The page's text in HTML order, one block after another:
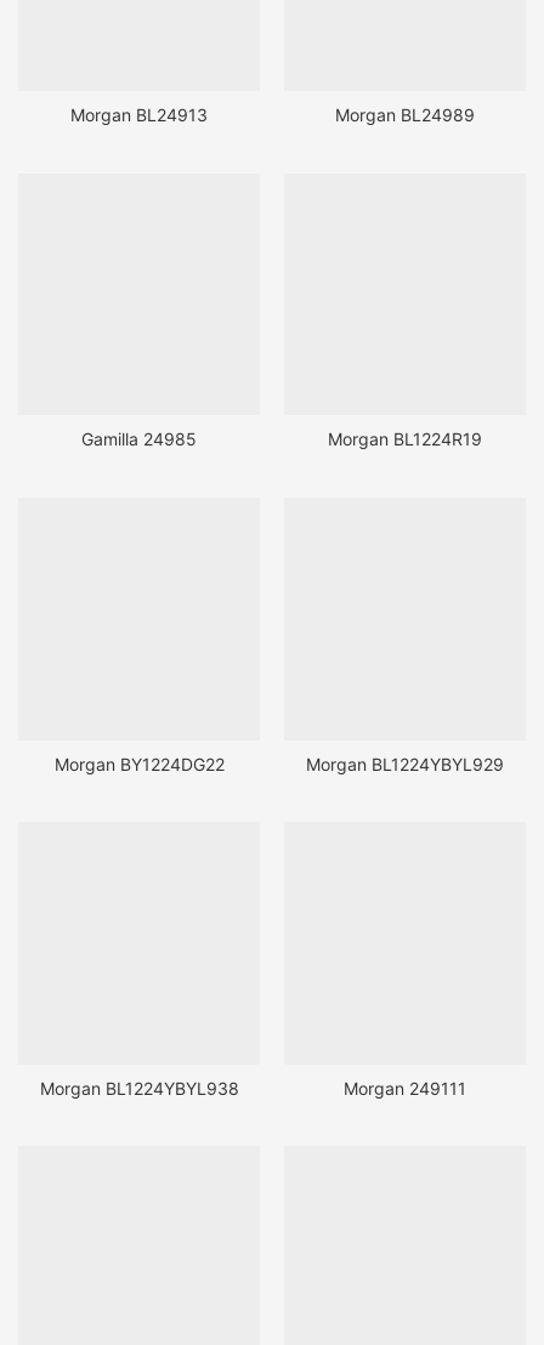
Morgan BL24913 Morgan BL24989
Gamilla 24985 Morgan BL1224R19
Morgan BY1224DG22 Morgan BL1224YBYL929
Morgan BL1224YBYL938 Morgan 249111